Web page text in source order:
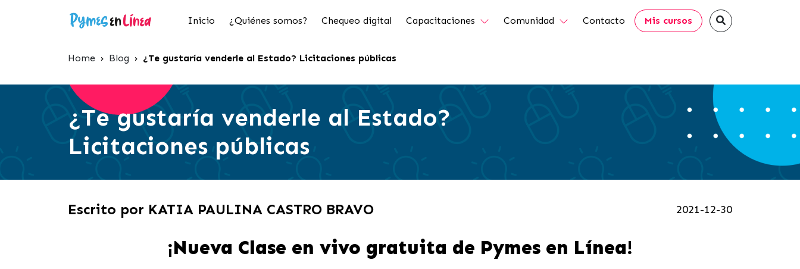
Inicio ¿Quiénes somos? Chequeo digital Capacitaciones Comunidad Contacto Mis cursos
Home › Blog › ¿Te gustaría venderle al Estado? Licitaciones públicas
¿Te gustaría venderle al Estado?
Licitaciones públicas
Escrito por KATIA PAULINA CASTRO BRAVO 2021-12-30
¡Nueva Clase en vivo gratuita de Pymes en Línea!